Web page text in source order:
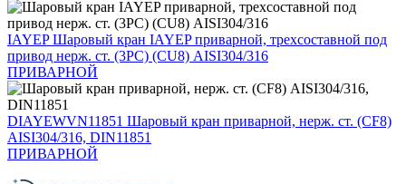
IAYEP Шаровый кран IAYEP приварной, трехсоставной под
привод нерж. ст. (3PС) (CU8) AISI304/316
ПРИВАРНОЙ
DIAYEWVN11851 Шаровый кран приварной, нерж. ст. (CF8)
AISI304/316, DIN11851
ПРИВАРНОЙ